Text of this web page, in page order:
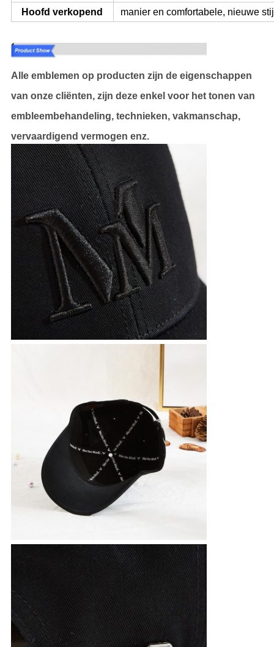
Hoofd verkopend
punt
manier en comfortabele, nieuwe
Alle emblemen op producten zijn de eigenschappen
van onze cliënten, zijn deze enkel voor het tonen van
embleembehandeling, technieken, vakmanschap,
vervaardigend vermogen enz.